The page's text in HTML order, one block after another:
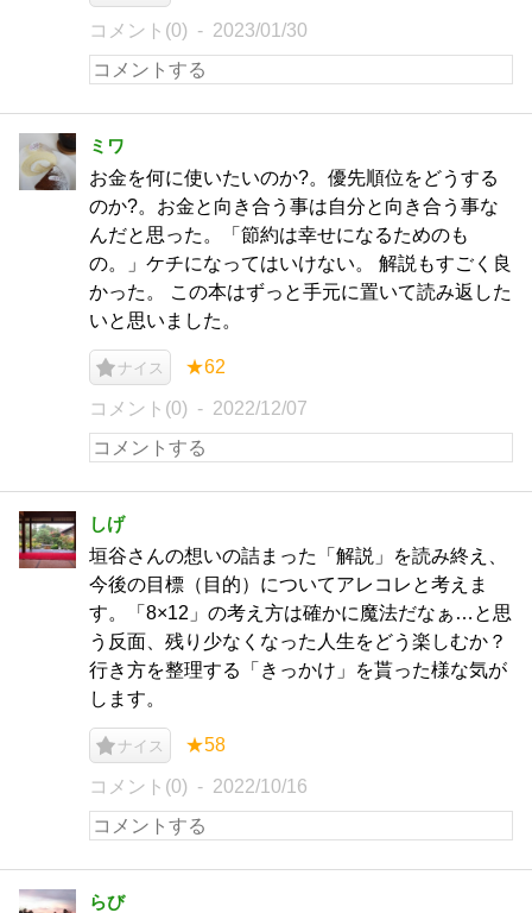
コメント(0) 2023/01/30
ミワ
お金を何に使いたいのか?。優先順位をどうする
のか?。お金と向き合う事は自分と向き合う事な
んだと思った。「節約は幸せになるためのも
の。」ケチになってはいけない。 解説もすごく良
かった。 この本はずっと手元に置いて読み返した
いと思いました。
ナイス ★62
コメント(0) 2022/12/07
しげ
垣谷さんの想いの詰まった「解説」を読み終え、
今後の目標（目的）についてアレコレと考えま
す。「8×12」の考え方は確かに魔法だなぁ…と思
う反面、残り少なくなった人生をどう楽しむか？
行き方を整理する「きっかけ」を貰った様な気が
します。
ナイス ★58
コメント(0) 2022/10/16
らび